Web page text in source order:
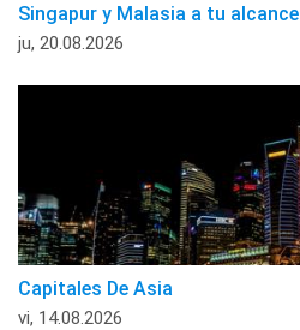
Singapur y Malasia a tu alcance
ju, 20.08.2026
Capitales De Asia
vi, 14.08.2026